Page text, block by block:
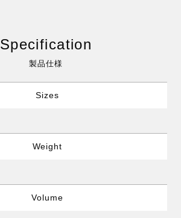
Specification
製品仕様
Sizes
Weight
Volume